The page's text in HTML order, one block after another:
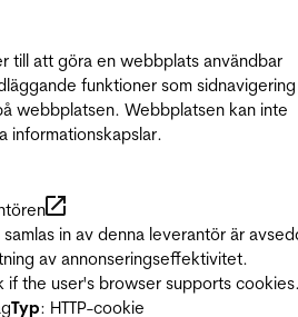
till att göra en webbplats användbar
funktioner som
webbplatsen. Webbplatsen kan inte
informationskapslar.
in av denna leverantör är
av annonseringseffektivitet.
if the user's browser supports
Typ: HTTP-cookie